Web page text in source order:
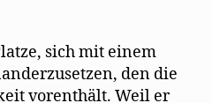
sich mit einem
den die
vorenthält. Weil er